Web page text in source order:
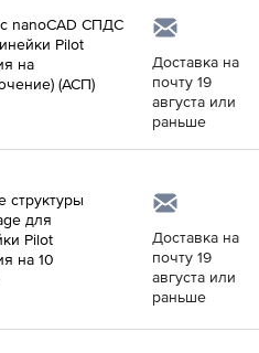
nanoCAD СПДС
Pilot
на
(АСП)
Доставка на
почту 19
августа или
раньше
структуры
для
Pilot
на 10
Доставка на
почту 19
августа или
раньше